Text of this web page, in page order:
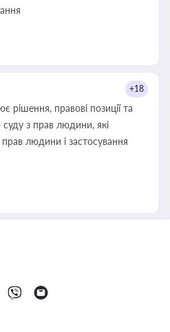
+18
рішення, правові позиції та
з прав людини, які
людини і застосування